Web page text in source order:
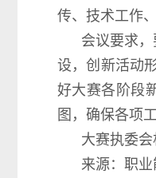
传、技术工作
会议要求
设，创新活动
好大赛各阶段
图，确保各项
大赛执委
来源：职